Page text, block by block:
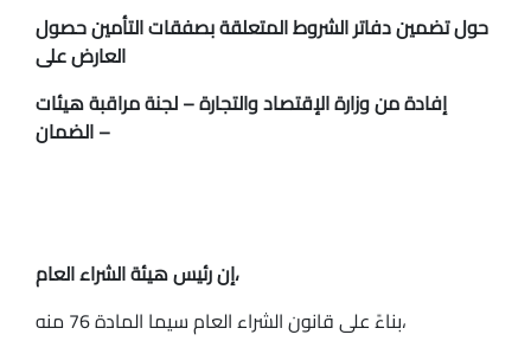
حول تضمين دفاتر الشروط المتعلقة بصفقات التأمين حصول
العارض على
إفادة من وزارة الإقتصاد والتجارة – لجنة مراقبة هيئات
الضمان –
إن رئيس هيئة الشراء العام،
بناءً على قانون الشراء العام سيما المادة 76 منه،